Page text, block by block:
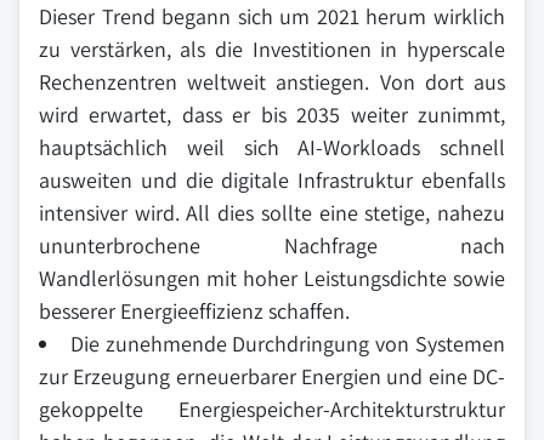
Dieser Trend begann sich um 2021 herum wirklich
zu verstärken, als die Investitionen in hyperscale
Rechenzentren weltweit anstiegen. Von dort aus
wird erwartet, dass er bis 2035 weiter zunimmt,
hauptsächlich weil sich AI-Workloads schnell
ausweiten und die digitale Infrastruktur ebenfalls
intensiver wird. All dies sollte eine stetige, nahezu
ununterbrochene Nachfrage nach
Wandlerlösungen mit hoher Leistungsdichte sowie
besserer Energieeffizienz schaffen.
Die zunehmende Durchdringung von Systemen
zur Erzeugung erneuerbarer Energien und eine DC-
gekoppelte Energiespeicher-Architekturstruktur